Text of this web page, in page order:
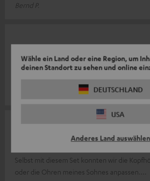
Wähle ein Land oder eine Region, um
deinen Standort zu sehen und online
DEUTSCHLAND
USA
Anderes Land auswählen
Bernd P.
Super
Bequem, hat aber nicht geholfen
Selbst mit diesem Set konnten wir die
oder die Ohren meines Sohnes anpassen....